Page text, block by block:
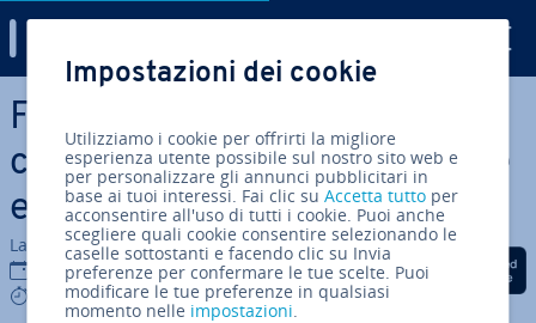
Vai al contenuto prin­ci­pa­le
File PST in Outlook: che
cos’è? Si­gni­fi­ca­to, ubi­ca­zio­ne
e ar­chi­via­zio­ne
La redazione di IONOS
20 apr 2026
5 mins
Condividi via Facebook
Condividi via Twitter
Condividi via
Impostazioni dei cookie
Utilizziamo i cookie per offrirti la migliore
esperienza utente possibile sul nostro sito web e
per personalizzare gli annunci pubblicitari in
base ai tuoi interessi. Fai clic suAccetta tutto per
acconsentire all'uso di tutti i cookie. Puoi anche
scegliere quali cookie consentire selezionando le
caselle sottostanti e facendo clic su Invia
preferenze per confermare le tue scelte. Puoi
modificare le tue preferenze in qualsiasi
momento nelle impostazioni.